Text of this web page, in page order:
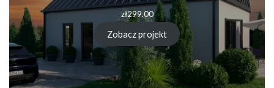
zł299.00
Zobacz projekt